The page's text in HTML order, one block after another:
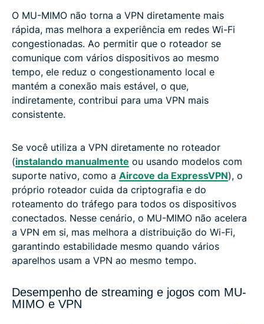
O MU-MIMO não torna a VPN diretamente mais
rápida, mas melhora a experiência em redes Wi-Fi
congestionadas. Ao permitir que o roteador se
comunique com vários dispositivos ao mesmo
tempo, ele reduz o congestionamento local e
mantém a conexão mais estável, o que,
indiretamente, contribui para uma VPN mais
consistente.
Se você utiliza a VPN diretamente no roteador
(instalando manualmente ou usando modelos com
suporte nativo, como a Aircove da ExpressVPN), o
próprio roteador cuida da criptografia e do
roteamento do tráfego para todos os dispositivos
conectados. Nesse cenário, o MU-MIMO não acelera
a VPN em si, mas melhora a distribuição do Wi-Fi,
garantindo estabilidade mesmo quando vários
aparelhos usam a VPN ao mesmo tempo.
Desempenho de streaming e jogos com MU-
MIMO e VPN